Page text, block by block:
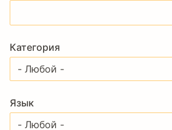
Категория
Язык